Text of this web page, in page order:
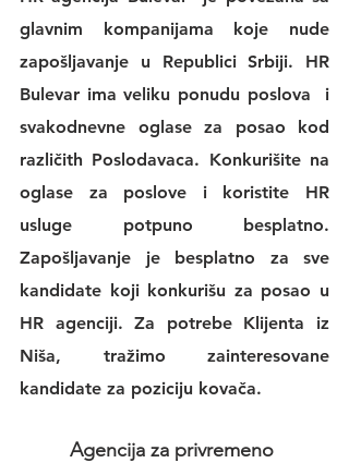
glavnim kompanijama koje nude
zapošljavanje u Republici Srbiji. HR
Bulevar ima veliku ponudu poslova
  i
svakodnevne oglase za posao kod
oglase za poslove i koristite HR
usluge potpuno besplatno.
Zapošljavanje je besplatno za sve
HR agenciji. Za potrebe Klijenta iz
Niša, tražimo zainteresovane
kandidate za poziciju kovača.
Agencija za privremeno